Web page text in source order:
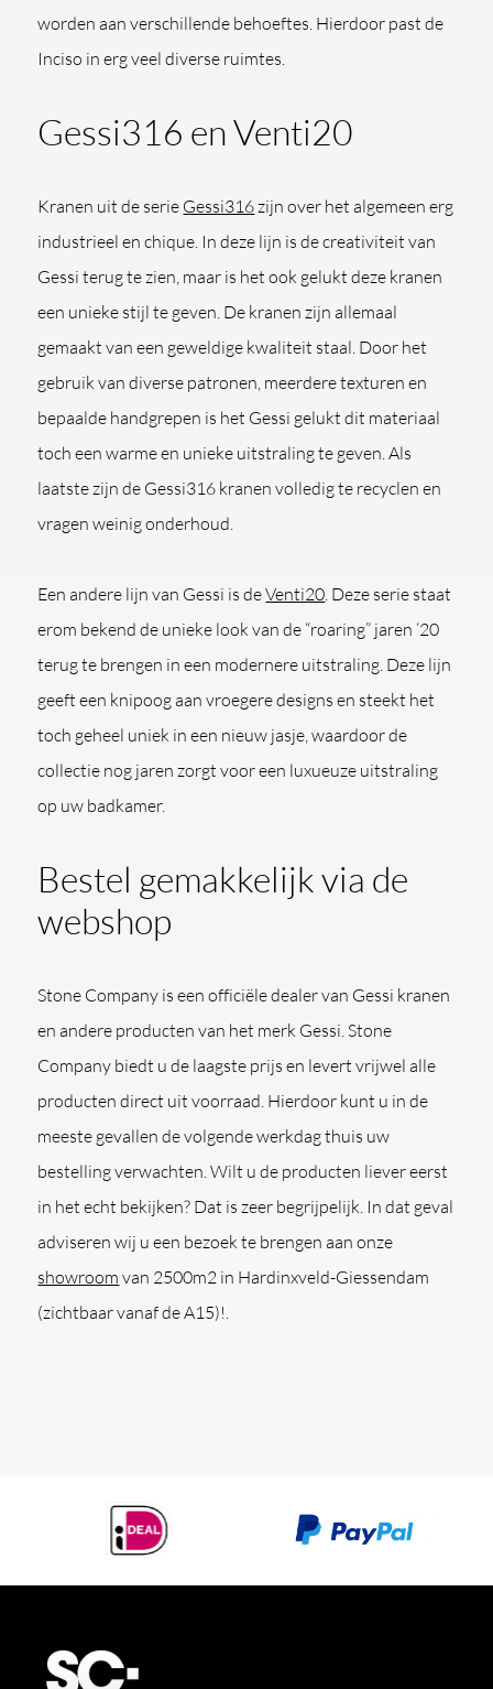
worden aan verschillende behoeftes. Hierdoor past de
Inciso in erg veel diverse ruimtes.
Gessi316 en Venti20
Kranen uit de serie Gessi316zijn over het algemeen erg
industrieel en chique. In deze lijn is de creativiteit van
Gessi terug te zien, maar is het ook gelukt deze kranen
een unieke stijl te geven. De kranen zijn allemaal
gemaakt van een geweldige kwaliteit staal. Door het
gebruik van diverse patronen, meerdere texturen en
bepaalde handgrepen is het Gessi gelukt dit materiaal
toch een warme en unieke uitstraling te geven. Als
laatste zijn de Gessi316 kranen volledig te recyclen en
vragen weinig onderhoud.
Een andere lijn van Gessi is deVenti20. Deze serie staat
erom bekend de unieke look van de “roaring” jaren ‘20
terug te brengen in een modernere uitstraling. Deze lijn
geeft een knipoog aan vroegere designs en steekt het
toch geheel uniek in een nieuw jasje, waardoor de
collectie nog jaren zorgt voor een luxueuze uitstraling
op uw badkamer.
Bestel gemakkelijk via de
webshop
Stone Company is een officiële dealer van Gessi kranen
en andere producten van het merk Gessi. Stone
Company biedt u de laagste prijs en levert vrijwel alle
producten direct uit voorraad. Hierdoor kunt u in de
meeste gevallen de volgende werkdag thuis uw
bestelling verwachten. Wilt u de producten liever eerst
in het echt bekijken? Dat is zeer begrijpelijk. In dat geval
adviseren wij u een bezoek te brengen aan onze
showroom van 2500m2 in Hardinxveld-Giessendam
(zichtbaar vanaf de A15)!.